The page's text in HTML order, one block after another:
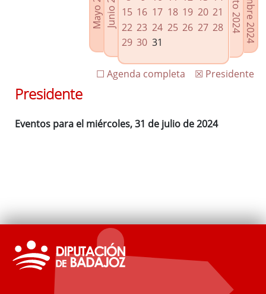
Agenda de Presidencia
Plenos provinciales y Juntas de gobierno
Oficina de Proyectos Europeos
15 16 17 18 19 20 21
22 23 24 25 26 27 28
29 30 31
☒ Presidente
☐ Agenda completa
Presidente
Eventos para el miércoles, 31 de julio de 2024